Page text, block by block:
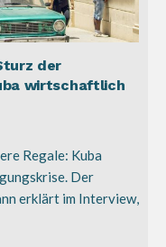
der
wirtschaftlich
Regale: Kuba
Der
erklärt im Interview,